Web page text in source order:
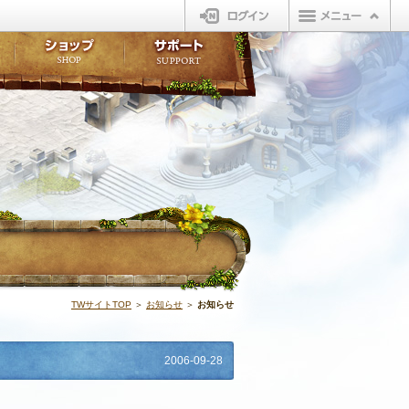
ログイン
ーバー
TWサイトTOP ＞ お知らせ ＞ お知らせ
2006-09-28
ポイントライブラリ
LINEスタンプ
ショップ
販売アイテム
ビューティーショップ
オープンマーケットサポート
不具合対応状況
アンケート